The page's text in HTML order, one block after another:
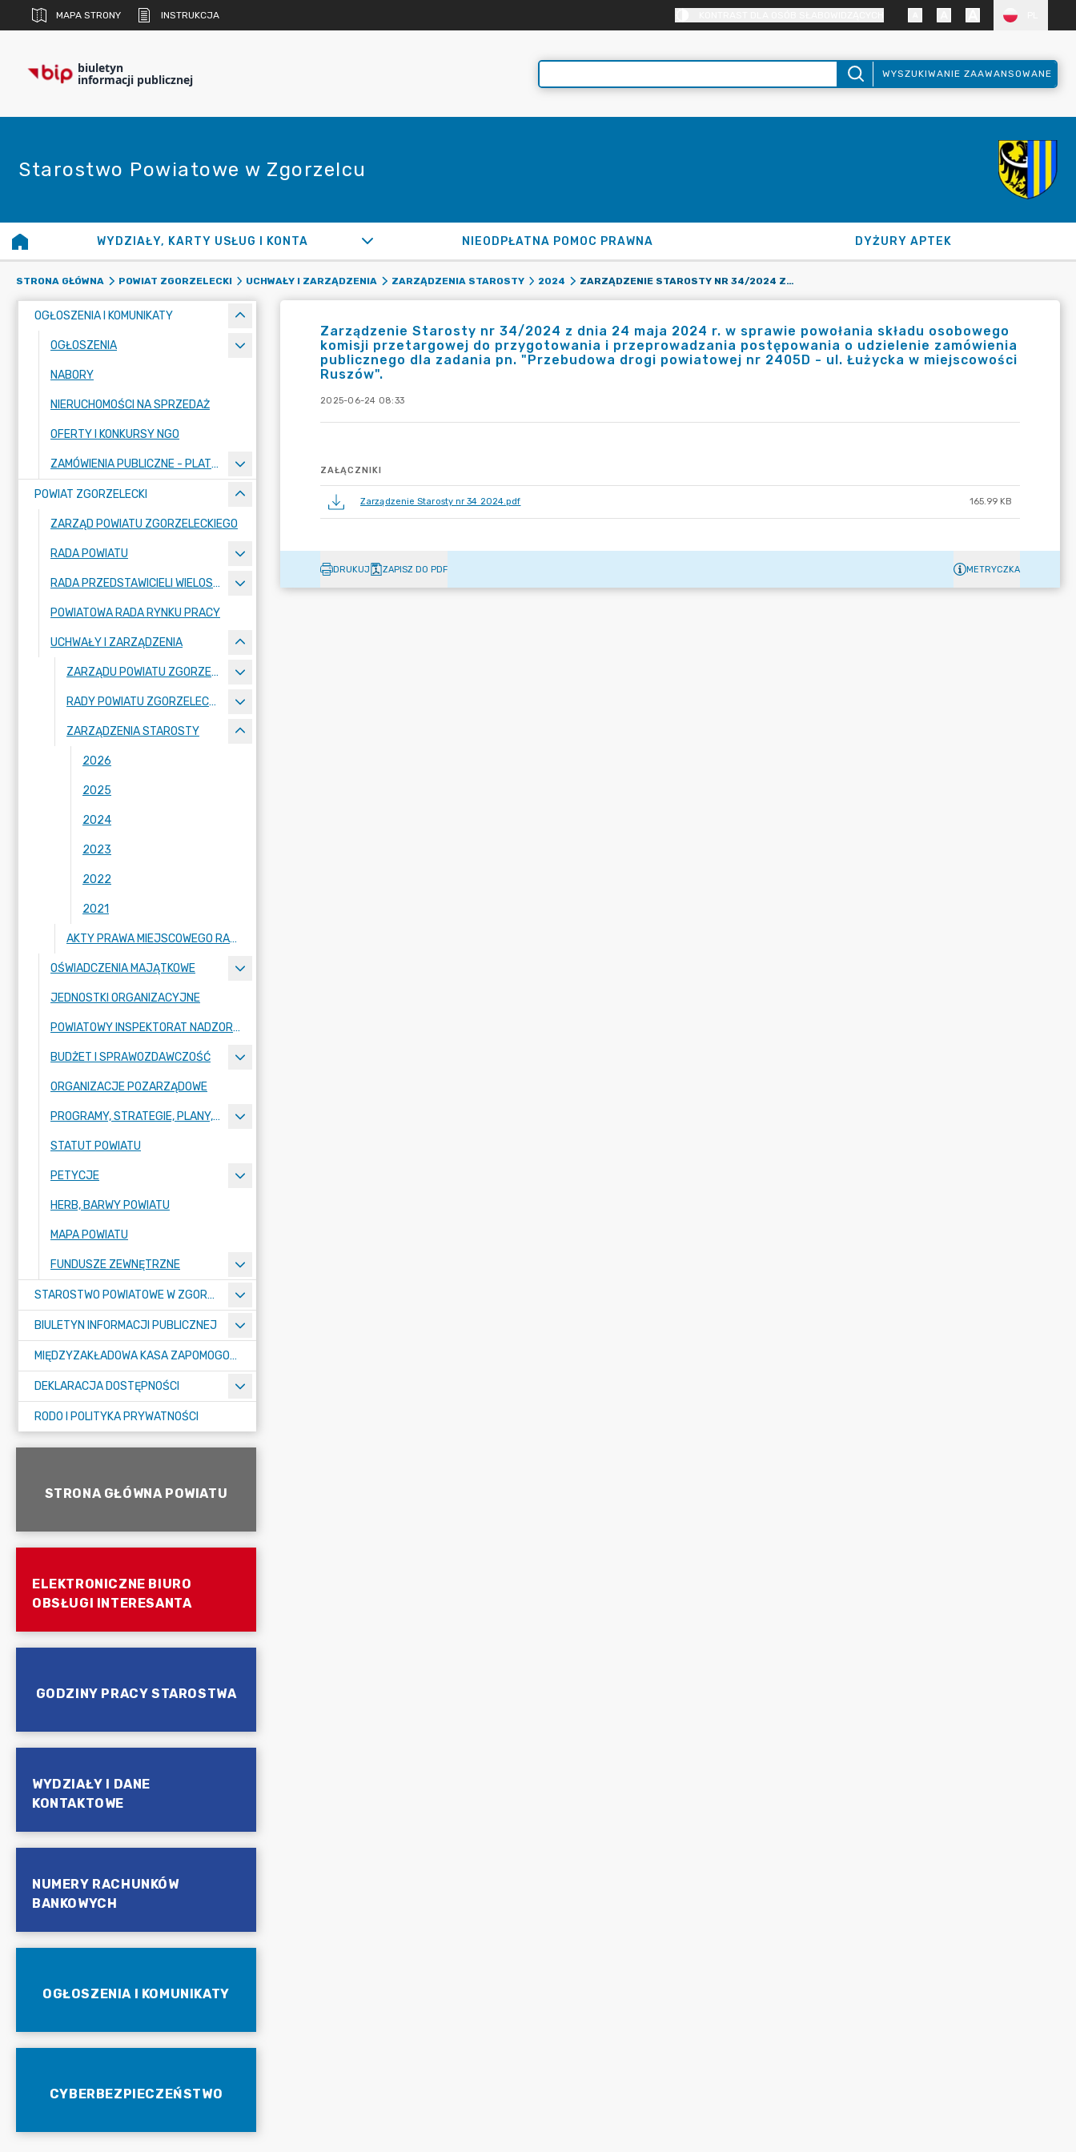
MAPA STRONY INSTRUKCJA
biuletyn
informacji publicznej WYSZUKIWANIE ZAAWANSOWANE
Starostwo Powiatowe w Zgorzelcu
WYDZIAŁY, KARTY USŁUG I KONTA NIEODPŁATNA POMOC PRAWNA DYŻURY APTEK
STRONA GŁÓWNA POWIAT ZGORZELECKI UCHWAŁY I ZARZĄDZENIA ZARZĄDZENIA STAROSTY 2024 ZARZĄDZENIE STAROSTY NR 34/2024 Z DNIA 24 MAJA 2024 R. W SPRAWIE POWOŁANIA SKŁADU OSOBOWEGO KOMISJI PRZETARGOWEJ DO PRZYGOTOWANIA I PRZEPROWADZANIA POSTĘPOWANIA O UDZIELENIE ZAMÓWIENIA PUBLICZNEGO DLA ZADANIA PN. "PRZEBUDOWA DROGI POWIATOWEJ NR 2405D - UL. ŁUŻYCKA W MIEJSCOWOŚCI RUSZÓW".
OGŁOSZENIA I KOMUNIKATY
OGŁOSZENIA
NABORY
NIERUCHOMOŚCI NA SPRZEDAŻ
OFERTY I KONKURSY NGO
ZAMÓWIENIA PUBLICZNE - PLATFORMA ZAKUPOWA
POWIAT ZGORZELECKI
ZARZĄD POWIATU ZGORZELECKIEGO
RADA POWIATU
RADA PRZEDSTAWICIELI WIELOSPECJALISTYCZNEGO ZESPOŁU OPIEKI ZDROWOTNEJ "BOLESŁAWIEC-ZGORZELEC" SAMODZIELNEGO PUBLICZNEGO ZAKŁADU OPIEKI ZDROWOTNEJ
POWIATOWA RADA RYNKU PRACY
UCHWAŁY I ZARZĄDZENIA
ZARZĄDU POWIATU ZGORZELECKIEGO
RADY POWIATU ZGORZELECKIEGO
ZARZĄDZENIA STAROSTY
2026
2025
2024
2023
2022
2021
AKTY PRAWA MIEJSCOWEGO RADY POWIATU ZGORZELECKIEGO
OŚWIADCZENIA MAJĄTKOWE
JEDNOSTKI ORGANIZACYJNE
POWIATOWY INSPEKTORAT NADZORU BUDOWLANEGO
BUDŻET I SPRAWOZDAWCZOŚĆ
ORGANIZACJE POZARZĄDOWE
PROGRAMY, STRATEGIE, PLANY, RAPORTY
STATUT POWIATU
PETYCJE
HERB, BARWY POWIATU
MAPA POWIATU
FUNDUSZE ZEWNĘTRZNE
STAROSTWO POWIATOWE W ZGORZELCU
BIULETYN INFORMACJI PUBLICZNEJ
MIĘDZYZAKŁADOWA KASA ZAPOMOGOWO-POŻYCZKOWA
DEKLARACJA DOSTĘPNOŚCI
RODO I POLITYKA PRYWATNOŚCI
STRONA GŁÓWNA POWIATU
ELEKTRONICZNE BIURO
OBSŁUGI INTERESANTA
GODZINY PRACY STAROSTWA
WYDZIAŁY I DANE
KONTAKTOWE
NUMERY RACHUNKÓW
BANKOWYCH
OGŁOSZENIA I KOMUNIKATY
CYBERBEZPIECZEŃSTWO
Zarządzenie Starosty nr 34/2024 z dnia 24 maja 2024 r. w sprawie powołania składu osobowego
komisji przetargowej do przygotowania i przeprowadzania postępowania o udzielenie zamówienia
publicznego dla zadania pn. "Przebudowa drogi powiatowej nr 2405D - ul. Łużycka w miejscowości
Ruszów".
2025-06-24 08:33
ZAŁĄCZNIKI
Zarządzenie Starosty nr 34 2024.pdf 165.99 KB
DRUKUJ ZAPISZ DO PDF METRYCZKA